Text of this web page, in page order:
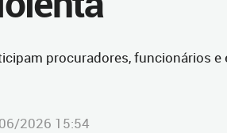
procuradores, funcionários
2026 15:54